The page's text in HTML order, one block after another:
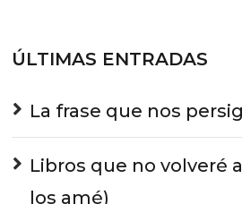
ÚLTIMAS ENTRADAS
La frase que nos
Libros que no volveré
los amé)